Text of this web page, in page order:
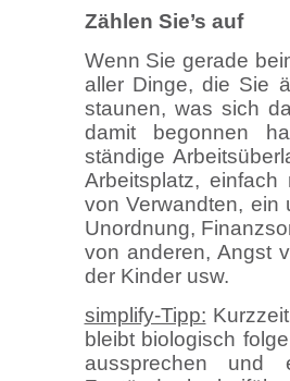
Zählen Sie’s auf
Wenn Sie gerade
aller Dinge, die Sie
staunen, was sich
damit begonnen
ständige
Arbeitsplatz,
von Verwandten, ein
Unordnung,
von anderen, Angst
der Kinder usw.
simplify-Tipp:
bleibt biologisch
aussprechen und